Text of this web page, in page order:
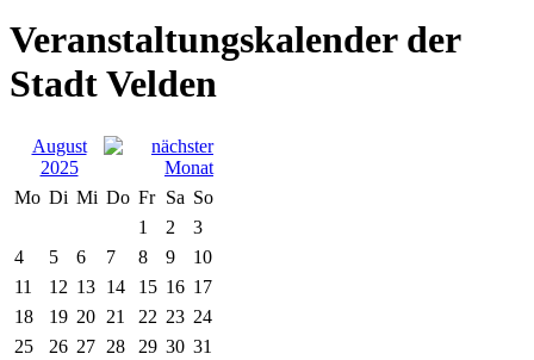
Veranstaltungskalender der
Stadt Velden
August
2025
Mo Di Mi Do Fr Sa So
1
2
3
4
5 6 7 8 9
10
11
12 13 14 15 16 17
18
19 20 21 22 23 24
25
26 27 28 29 30 31